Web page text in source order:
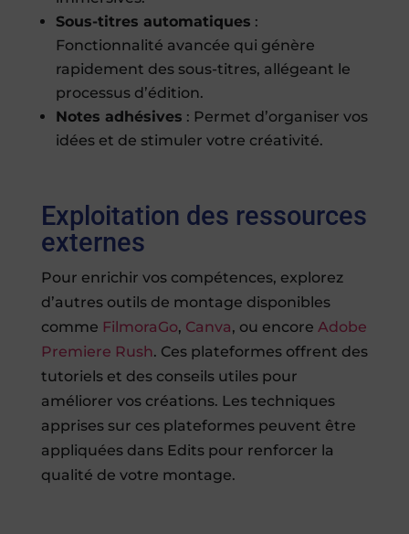
Sous-titres automatiques :
Fonctionnalité avancée qui génère
rapidement des sous-titres, allégeant le
processus d’édition.
Notes adhésives : Permet d’organiser vos
idées et de stimuler votre créativité.
Exploitation des ressources
externes
Pour enrichir vos compétences, explorez
d’autres outils de montage disponibles
comme FilmoraGo, Canva, ou encore Adobe
Premiere Rush. Ces plateformes offrent des
tutoriels et des conseils utiles pour
améliorer vos créations. Les techniques
apprises sur ces plateformes peuvent être
appliquées dans Edits pour renforcer la
qualité de votre montage.